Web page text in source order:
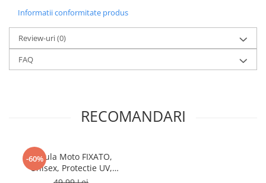
Informatii conformitate produs
Review-uri(0)
FAQ
RECOMANDARI
-60%
Cagula Moto FIXATO,
Unisex, Protectie UV,
Material elastic, respirabil,